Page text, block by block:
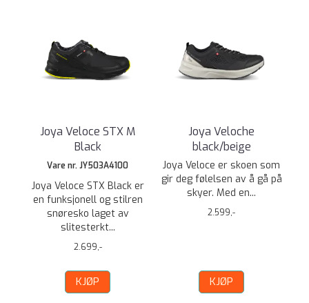
Joya Veloce STX M
Black
Vare nr. JY503A4100
Joya Veloce STX Black er
en funksjonell og stilren
snøresko laget av
slitesterkt...
2.699,-
KJØP
Joya Veloche
black/beige
Joya Veloce er skoen som
gir deg følelsen av å gå på
skyer. Med en...
2.599,-
KJØP